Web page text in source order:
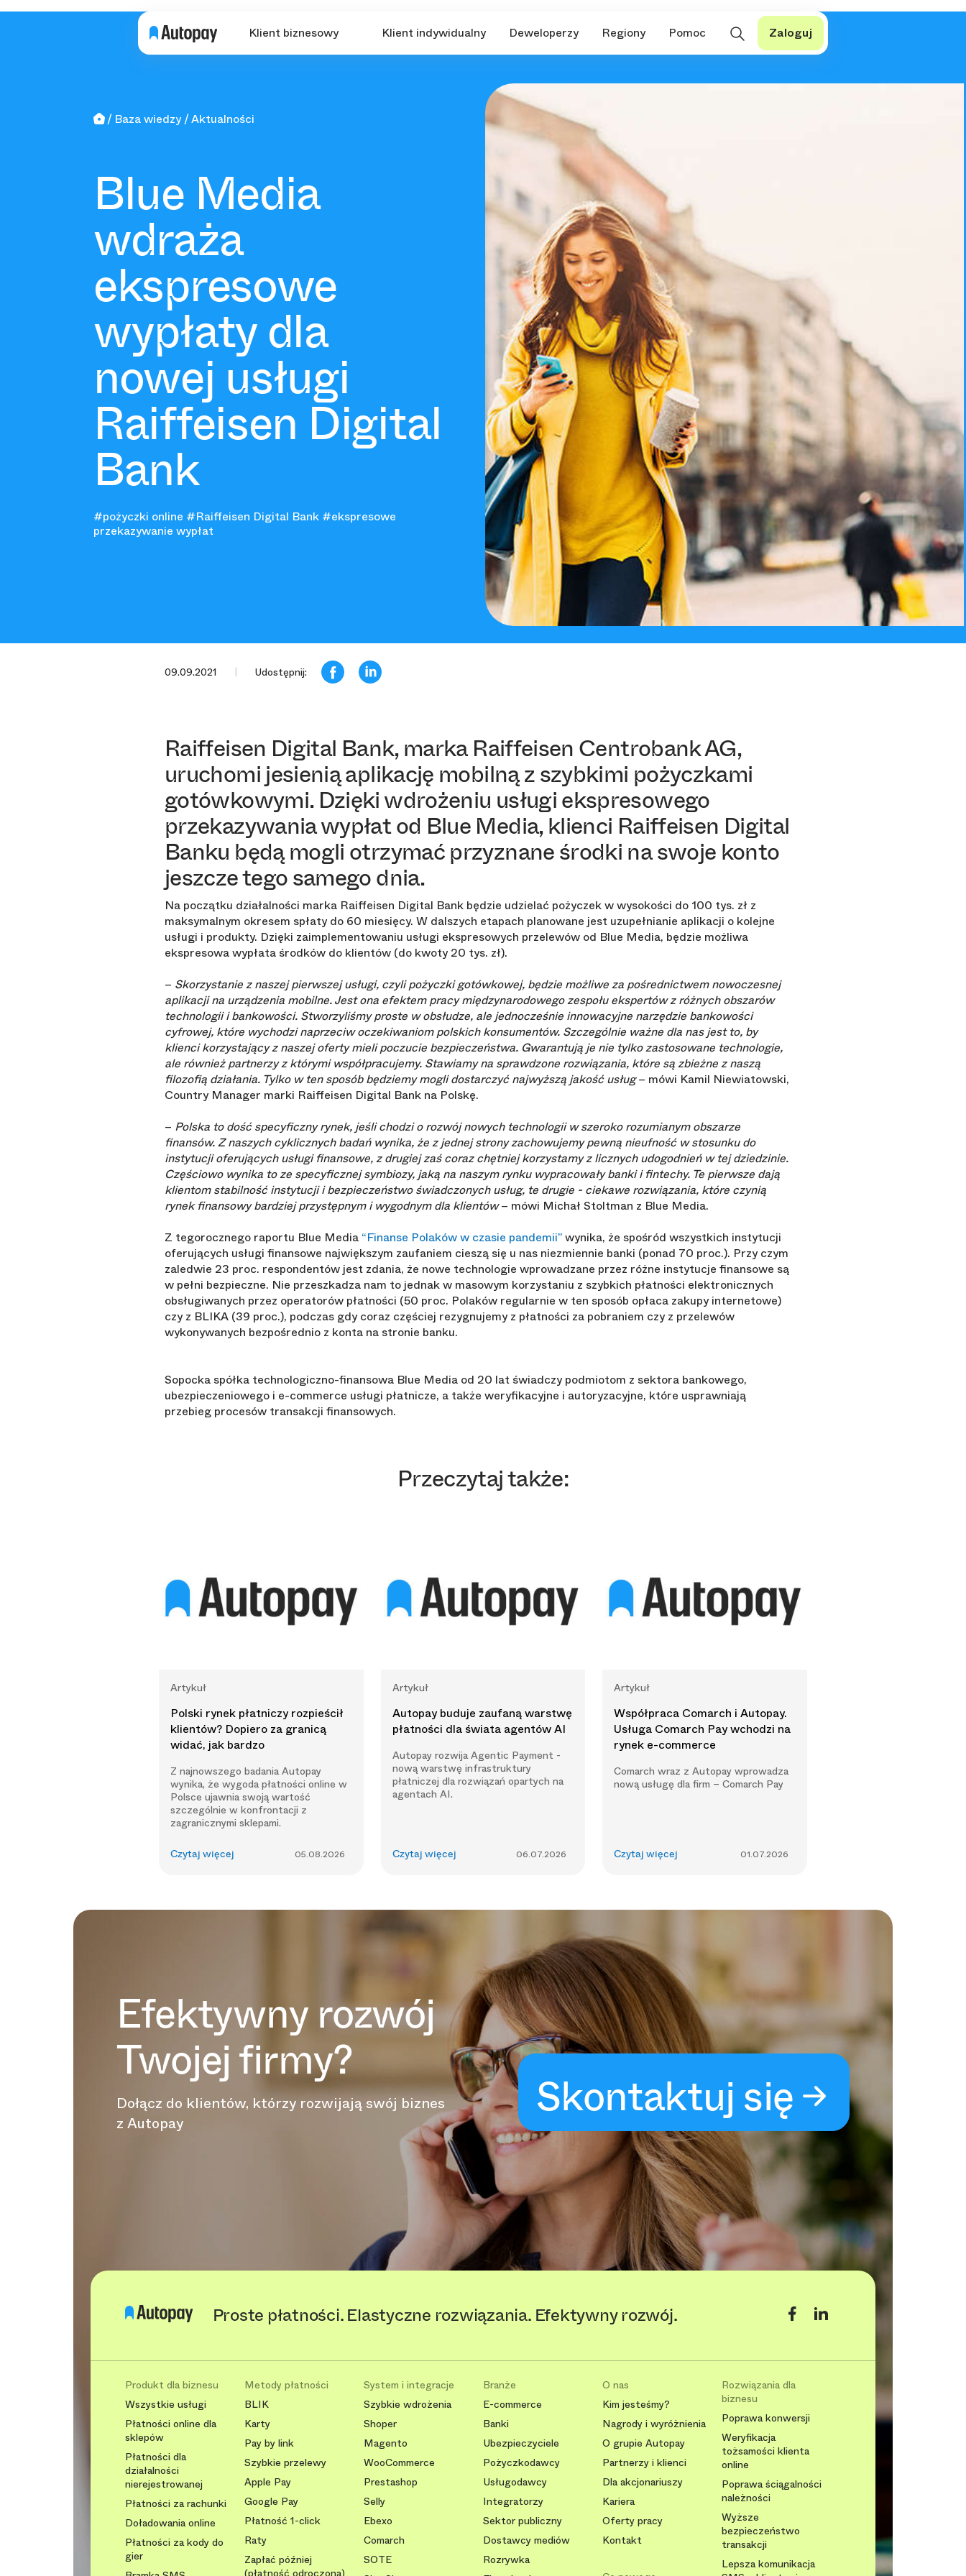
Klient biznesowy Klient indywidualny Deweloperzy Regiony Pomoc Zaloguj
Baza wiedzy Aktualności
Blue Media
wdraża
ekspresowe
wypłaty dla
nowej usługi
Raiffeisen Digital
Bank
#pożyczki online #Raiffeisen Digital Bank #ekspresowe
przekazywanie wypłat
09.09.2021 Udostępnij:
Raiffeisen Digital Bank, marka Raiffeisen Centrobank AG,
uruchomi jesienią aplikację mobilną z szybkimi pożyczkami
gotówkowymi. Dzięki wdrożeniu usługi ekspresowego
przekazywania wypłat od Blue Media, klienci Raiffeisen Digital
Banku będą mogli otrzymać przyznane środki na swoje konto
jeszcze tego samego dnia.
Na początku działalności marka Raiffeisen Digital Bank będzie udzielać pożyczek w wysokości do 100 tys. zł z
maksymalnym okresem spłaty do 60 miesięcy. W dalszych etapach planowane jest uzupełnianie aplikacji o kolejne
usługi i produkty. Dzięki zaimplementowaniu usługi ekspresowych przelewów od Blue Media, będzie możliwa
ekspresowa wypłata środków do klientów (do kwoty 20 tys. zł).
– Skorzystanie z naszej pierwszej usługi, czyli pożyczki gotówkowej, będzie możliwe za pośrednictwem nowoczesnej
aplikacji na urządzenia mobilne. Jest ona efektem pracy międzynarodowego zespołu ekspertów z różnych obszarów
technologii i bankowości. Stworzyliśmy proste w obsłudze, ale jednocześnie innowacyjne narzędzie bankowości
cyfrowej, które wychodzi naprzeciw oczekiwaniom polskich konsumentów. Szczególnie ważne dla nas jest to, by
klienci korzystający z naszej oferty mieli poczucie bezpieczeństwa. Gwarantują je nie tylko zastosowane technologie,
ale również partnerzy z którymi współpracujemy. Stawiamy na sprawdzone rozwiązania, które są zbieżne z naszą
filozofią działania. Tylko w ten sposób będziemy mogli dostarczyć najwyższą jakość usług– mówi Kamil Niewiatowski,
Country Manager marki Raiffeisen Digital Bank na Polskę.
– Polska to dość specyficzny rynek, jeśli chodzi o rozwój nowych technologii w szeroko rozumianym obszarze
finansów. Z naszych cyklicznych badań wynika, że z jednej strony zachowujemy pewną nieufność w stosunku do
instytucji oferujących usługi finansowe, z drugiej zaś coraz chętniej korzystamy z licznych udogodnień w tej dziedzinie.
Częściowo wynika to ze specyficznej symbiozy, jaką na naszym rynku wypracowały banki i fintechy. Te pierwsze dają
klientom stabilność instytucji i bezpieczeństwo świadczonych usług, te drugie - ciekawe rozwiązania, które czynią
rynek finansowy bardziej przystępnym i wygodnym dla klientów– mówi Michał Stoltman z Blue Media.
Z tegorocznego raportu Blue Media “Finanse Polaków w czasie pandemii”wynika, że spośród wszystkich instytucji
oferujących usługi finansowe największym zaufaniem cieszą się u nas niezmiennie banki (ponad 70 proc.). Przy czym
zaledwie 23 proc. respondentów jest zdania, że nowe technologie wprowadzane przez różne instytucje finansowe są
w pełni bezpieczne. Nie przeszkadza nam to jednak w masowym korzystaniu z szybkich płatności elektronicznych
obsługiwanych przez operatorów płatności (50 proc. Polaków regularnie w ten sposób opłaca zakupy internetowe)
czy z BLIKA (39 proc.), podczas gdy coraz częściej rezygnujemy z płatności za pobraniem czy z przelewów
wykonywanych bezpośrednio z konta na stronie banku.
Sopocka spółka technologiczno-finansowa Blue Media od 20 lat świadczy podmiotom z sektora bankowego,
ubezpieczeniowego i e-commerce usługi płatnicze, a także weryfikacyjne i autoryzacyjne, które usprawniają
przebieg procesów transakcji finansowych.
Przeczytaj także:
Artykuł
Polski rynek płatniczy rozpieścił
klientów? Dopiero za granicą
widać, jak bardzo
Z najnowszego badania Autopay
wynika, że wygoda płatności online w
Polsce ujawnia swoją wartość
szczególnie w konfrontacji z
zagranicznymi sklepami.
05.08.2026
Czytaj więcej
Artykuł
Autopay buduje zaufaną warstwę
płatności dla świata agentów AI
Autopay rozwija Agentic Payment -
nową warstwę infrastruktury
płatniczej dla rozwiązań opartych na
agentach AI.
06.07.2026
Czytaj więcej
Artykuł
Współpraca Comarch i Autopay.
Usługa Comarch Pay wchodzi na
rynek e-commerce
Comarch wraz z Autopay wprowadza
nową usługę dla firm – Comarch Pay
01.07.2026
Czytaj więcej
Efektywny rozwój
Twojej firmy?
Dołącz do klientów, którzy rozwijają swój biznes
z Autopay
Skontaktuj się
Proste płatności. Elastyczne rozwiązania. Efektywny rozwój.
Produkt dla biznesu
Wszystkie usługi
Płatności online dla
sklepów
Płatności dla
działalności
nierejestrowanej
Płatności za rachunki
Doładowania online
Płatności za kody do
gier
Metody płatności
BLIK
Karty
Pay by link
Szybkie przelewy
Apple Pay
Google Pay
Płatność 1-click
Raty
Zapłać później
System i integracje
Szybkie wdrożenia
Shoper
Magento
WooCommerce
Prestashop
Selly
Ebexo
Comarch
SOTE
Branże
E-commerce
Banki
Ubezpieczyciele
Pożyczkodawcy
Usługodawcy
Integratorzy
Sektor publiczny
Dostawcy mediów
Rozrywka
O nas
Kim jesteśmy?
Nagrody i wyróżnienia
O grupie Autopay
Partnerzy i klienci
Dla akcjonariuszy
Kariera
Oferty pracy
Kontakt
Rozwiązania dla
biznesu
Poprawa konwersji
Weryfikacja
tożsamości klienta
online
Poprawa ściągalności
należności
Wyższe
bezpieczeństwo
transakcji
Lepsza komunikacja